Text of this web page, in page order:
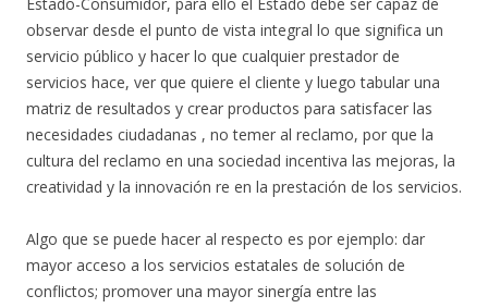
observar desde el punto de vista integral lo que significa un
servicio público y hacer lo que cualquier prestador de
servicios hace, ver que quiere el cliente y luego tabular una
matriz de resultados y crear productos para satisfacer las
necesidades ciudadanas , no temer al reclamo, por que la
cultura del reclamo en una sociedad incentiva las mejoras, la
creatividad y la innovación re en la prestación de los servicios.
Algo que se puede hacer al respecto es por ejemplo: dar
mayor acceso a los servicios estatales de solución de
conflictos; promover una mayor sinergía entre las